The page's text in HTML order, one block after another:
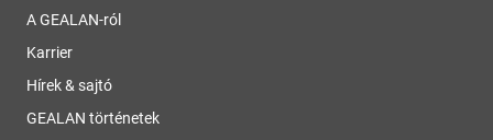
A GEALAN-ról
Karrier
Hírek & sajtó
GEALAN történetek